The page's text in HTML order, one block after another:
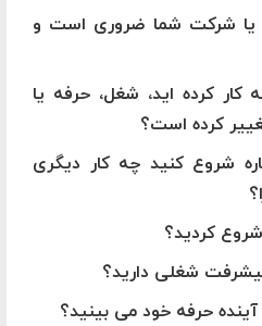
یا شرکت شما ضروری است و
کار کرده اید، شغل، حرفه یا
کرده است؟
شروع کنید چه کار دیگری
کردید؟
شغلی دارید؟
حرفه خود می بینید؟